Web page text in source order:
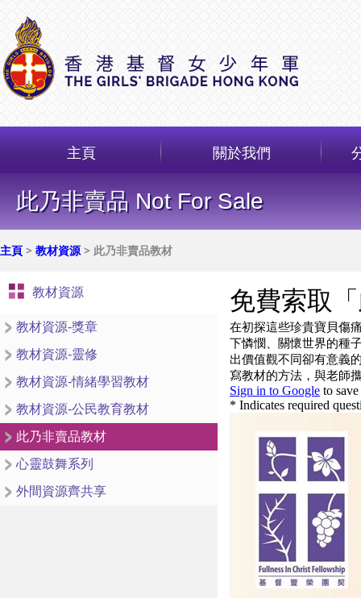
主頁 關於我們
此乃非賣品 Not For Sale
主頁 > 教材資源> 此乃非賣品教材
教材資源
教材資源-獎章
教材資源-靈修
教材資源-情緒學習教材
教材資源-公民教育教材
此乃非賣品教材
心靈鼓舞系列
外間資源齊共享